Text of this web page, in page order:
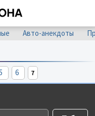
Авто-анекдоты
6 7